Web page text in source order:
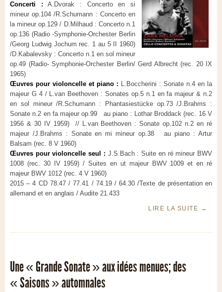
Concerti : A.Dvorak : Concerto en si
mineur op.104 /R.Schumann : Concerto en
la mineur op.129 / D.Milhaud : Concerto n.1
op.136 (Radio -Symphonie-Orchester Berlin
/Georg Ludwig Jochum rec. 1 au 5 II 1960)
/D.Kabalevsky : Concerto n.1 en sol mineur
op.49 (Radio- Symphonie-Orchester Berlin/ Gerd Albrecht (rec. 20 IX
1965)
Œuvres pour violoncelle et piano : L.Boccherini : Sonate n.4 en la
majeur G 4 / L.van Beethoven : Sonates op.5 n.1 en fa majeur & n.2
en sol mineur /R.Schumann : Phantasiestücke op.73 /J.Brahms :
Sonate n.2 en fa majeur op.99 au piano : Lothar Broddack (rec. 16 V
1956 & 30 IV 1959) // L.van Beethoven : Sonate op.102 n.2 en ré
majeur /J.Brahms : Sonate en mi mineur op.38 au piano : Artur
Balsam (rec. 8 V 1960)
Œuvres pour violoncelle seul : J.S.Bach : Suite en ré mineur BWV
1008 (rec. 30 IV 1959) / Suites en ut majeur BWV 1009 et en ré
majeur BWV 1012 (rec. 4 V 1960)
2015 – 4 CD 78.47 / 77.41 / 74.19 / 64.30 /Texte de présentation en
allemand et en anglais / Audite 21.433
LIRE LA SUITE →
Une « Grande Sonate » aux idées menues; des
« Saisons » automnales